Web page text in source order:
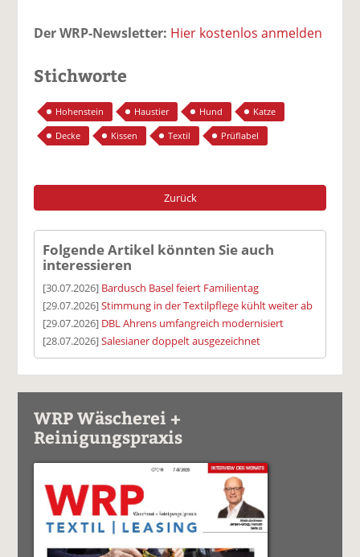
Der WRP-Newsletter: Hier kostenlos anmelden
Stichworte
Hohenstein Haustier Hund
Katze
Decke
Kissen Textil Prüflabel
Zurück
Folgende Artikel könnten Sie auch
interessieren
[30.07.2026] Bardusch Basel feiert Familientag
[29.07.2026]Stimmung in der Textilpflege kühlt weiter ab
[29.07.2026] DBL Ahrens umfangreich modernisiert
[28.07.2026]Salesianer doppelt ausgezeichnet
WRP Wäscherei +
Reinigungspraxis